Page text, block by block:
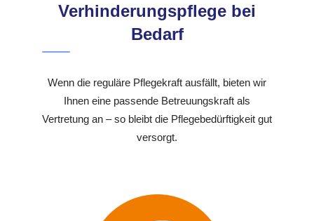
Verhinderungspflege bei
Bedarf
Wenn die reguläre Pflegekraft ausfällt, bieten wir
Ihnen eine passende Betreuungskraft als
Vertretung an – so bleibt die Pflegebedürftigkeit gut
versorgt.